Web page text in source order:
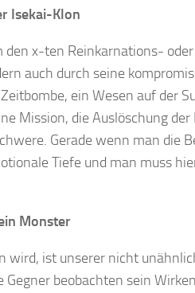
Isekai-Klon
x-ten Reinkarnations-
auch durch seine
ein Wesen auf der
Mission, die Auslöschung
Gerade wenn man die
Tiefe und man muss
Monster
wird, ist unserer nicht
beobachten sein